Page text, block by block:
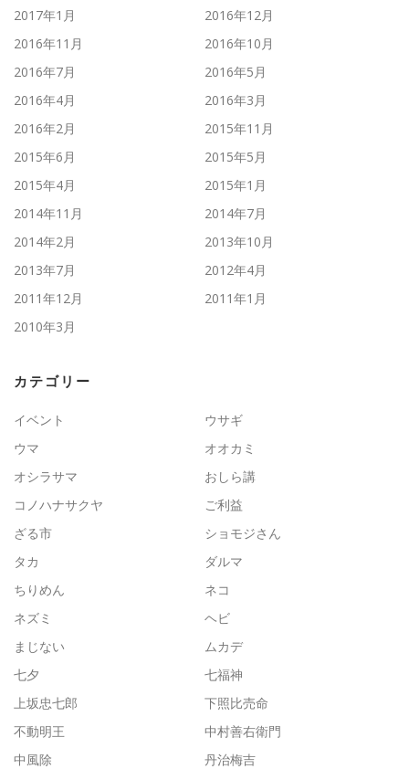
2017年1月
2016年12月
2016年11月
2016年10月
2016年7月
2016年5月
2016年4月
2016年3月
2016年2月
2015年11月
2015年6月
2015年5月
2015年4月
2015年1月
2014年11月
2014年7月
2014年2月
2013年10月
2013年7月
2012年4月
2011年12月
2011年1月
2010年3月
カテゴリー
イベント
ウサギ
ウマ
オオカミ
オシラサマ
おしら講
コノハナサクヤ
ご利益
ざる市
ショモジさん
タカ
ダルマ
ちりめん
ネコ
ネズミ
ヘビ
まじない
ムカデ
七夕
七福神
上坂忠七郎
下照比売命
不動明王
中村善右衛門
中風除
丹治梅吉